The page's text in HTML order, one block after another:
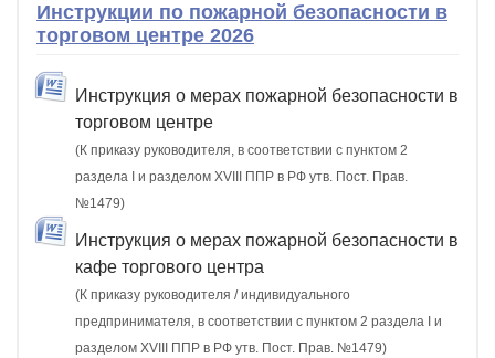
Инструкции по пожарной безопасности в
торговом центре 2026
Инструкция о мерах пожарной безопасности в
торговом центре
(К приказу руководителя, в соответствии с пунктом 2
раздела I и разделом XVIII ППР в РФ утв. Пост. Прав.
№1479)
Инструкция о мерах пожарной безопасности в
кафе торгового центра
(К приказу руководителя / индивидуального
предпринимателя, в соответствии с пунктом 2 раздела I и
разделом XVIII ППР в РФ утв. Пост. Прав. №1479)